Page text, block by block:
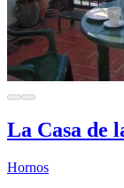
La Casa de
Hornos